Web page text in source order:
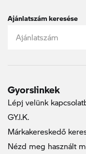
Ajánlatszám keresése
Gyorslinkek
Lépj velünk
GY.I.K.
Márkakereskedő
Nézd meg használt